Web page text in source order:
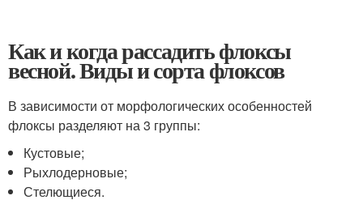
Как и когда рассадить флоксы
весной. Виды и сорта флоксов
В зависимости от морфологических особенностей
флоксы разделяют на 3 группы:
Кустовые;
Рыхлодерновые;
Стелющиеся.